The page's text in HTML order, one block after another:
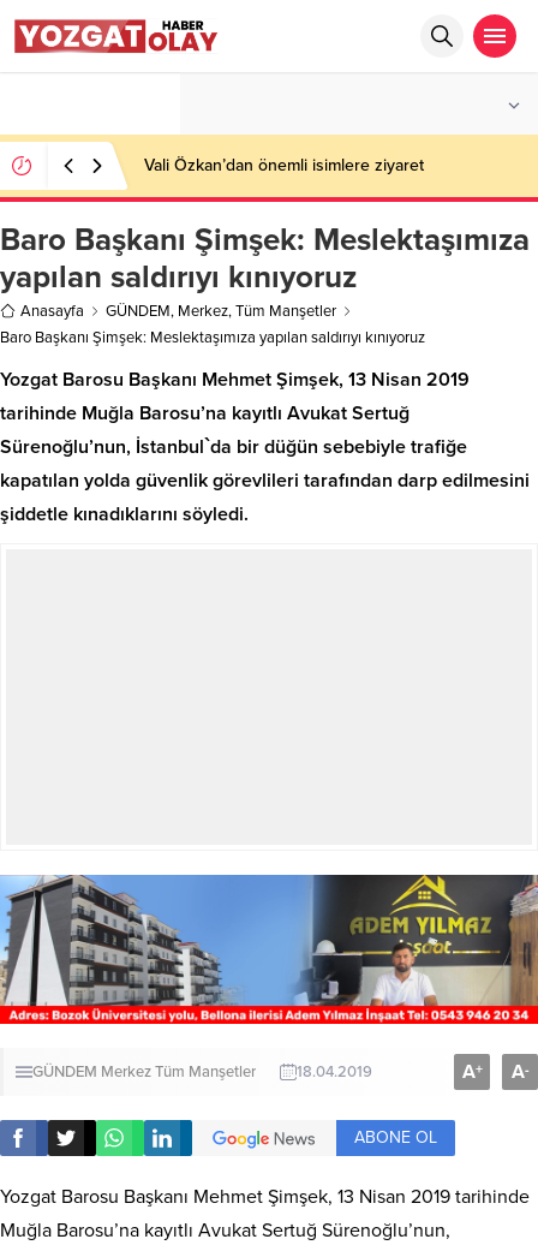
Vali Özkan’dan önemli isimlere ziyaret
Baro Başkanı Şimşek: Meslektaşımıza
yapılan saldırıyı kınıyoruz
Anasayfa GÜNDEM, Merkez,Tüm Manşetler
Baro Başkanı Şimşek: Meslektaşımıza yapılan saldırıyı kınıyoruz
Yozgat Barosu Başkanı Mehmet Şimşek, 13 Nisan 2019
tarihinde Muğla Barosu’na kayıtlı Avukat Sertuğ
Sürenoğlu’nun, İstanbul`da bir düğün sebebiyle trafiğe
kapatılan yolda güvenlik görevlileri tarafından darp edilmesini
şiddetle kınadıklarını söyledi.
GÜNDEM MerkezTüm Manşetler 18.04.2019 A+ A-
ABONE OL
Yozgat Barosu Başkanı Mehmet Şimşek, 13 Nisan 2019 tarihinde
Muğla Barosu’na kayıtlı Avukat Sertuğ Sürenoğlu’nun,